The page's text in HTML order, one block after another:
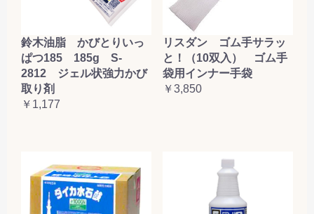
鈴木油脂 かびとりいっ
ぱつ185 185g S-
2812 ジェル状強力かび
取り剤
￥1,177
リスダン ゴム手サラッ
と！（10双入） ゴム手
袋用インナー手袋
￥3,850